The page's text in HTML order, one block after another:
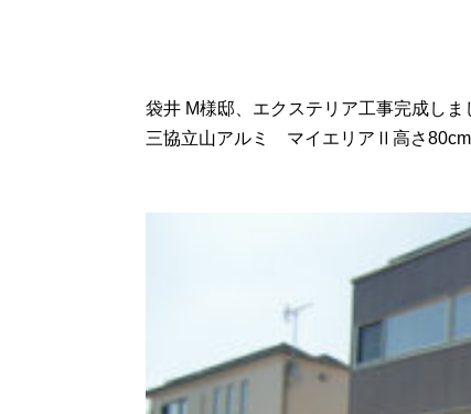
袋井 M様邸、エクステリア工事完成しま
三協立山アルミ マイエリアⅡ高さ80cm